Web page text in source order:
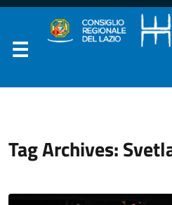
Tag Archives: